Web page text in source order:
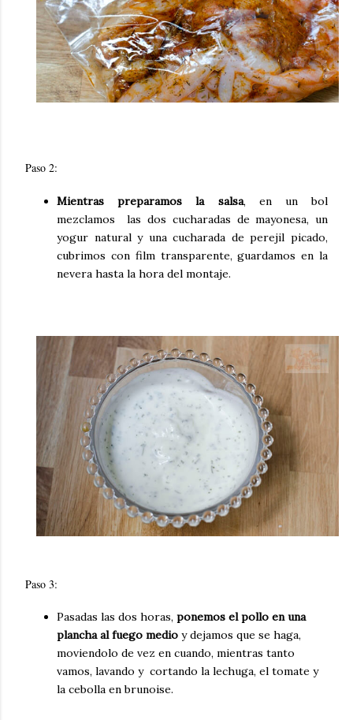
Paso 2:
Mientras preparamos la salsa, en un bol
mezclamos
las dos cucharadas de mayonesa, un
yogur natural y una cucharada de perejil picado,
cubrimos con film transparente, guardamos en la
nevera hasta la hora del montaje.
Paso 3:
Pasadas las dos horas, ponemos el pollo en una
plancha al fuego medio y dejamos que se haga,
moviendolo de vez en cuando, mientras tanto
vamos, lavando y cortando la lechuga, el tomate y
la cebolla en brunoise.